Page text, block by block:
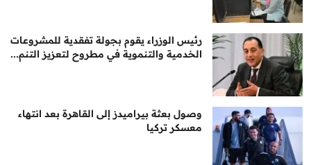
رئيس الوزراء يقوم بجولة تفقدية للمشروعات
الخدمية والتنموية في مطروح لتعزيز التنم...
وصول بعثة بيراميدز إلى القاهرة بعد انتهاء
معسكر تركيا